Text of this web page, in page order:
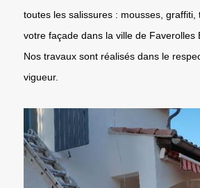
toutes les salissures : mousses, graffiti,
votre façade dans la ville de Faverolles
Nos travaux sont réalisés dans le
vigueur.